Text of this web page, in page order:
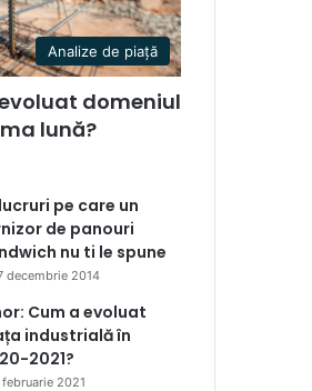
Analize de piață
domeniul
lună?
pe care un
de panouri
nu ti le spune
decembrie 2014
Cum a evoluat
industrială în
2021?
februarie 2021